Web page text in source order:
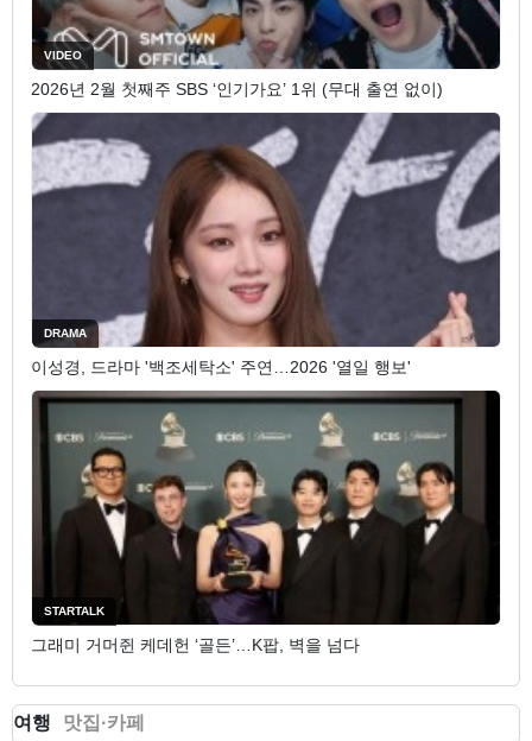
VIDEO
2026년 2월 첫째주 SBS ‘인기가요’ 1위 (무대 출연 없이)
DRAMA
이성경, 드라마 '백조세탁소' 주연…2026 '열일 행보'
STARTALK
그래미 거머쥔 케데헌 ‘골든’…K팝, 벽을 넘다
여행 맛집·카페